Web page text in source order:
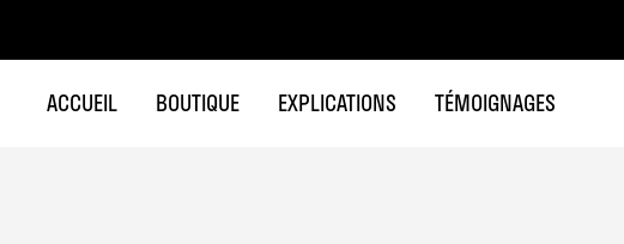
ACCUEIL BOUTIQUE EXPLICATIONS TÉMOIGNAGES